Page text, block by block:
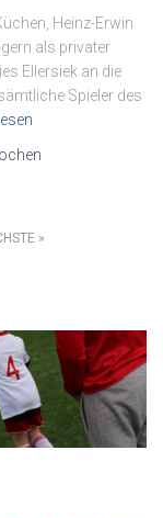
Heinz-Erwin
als privater
Ellersiek an die
Spieler des